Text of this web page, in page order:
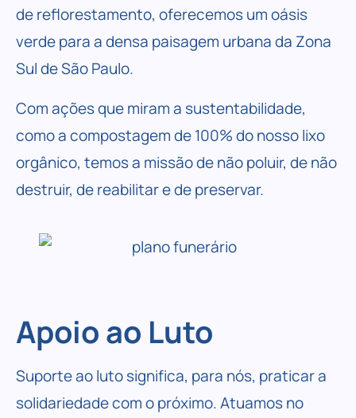
de reflorestamento, oferecemos um oásis
verde para a densa paisagem urbana da Zona
Sul de São Paulo.
Com ações que miram a sustentabilidade,
como a compostagem de 100% do nosso lixo
orgânico, temos a missão de não poluir, de não
destruir, de reabilitar e de preservar.
Apoio ao Luto
Suporte ao lutosignifica, para nós, praticar a
solidariedade com o próximo. Atuamos no